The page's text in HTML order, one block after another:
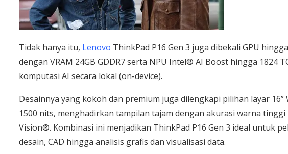
Tidak hanya itu, Lenovo ThinkPad P16 Gen 3 juga dibekali GPU
dengan VRAM 24GB GDDR7 serta NPU Intel® AI Boost hingga 1824
komputasi AI secara lokal (on-device).
Desainnya yang kokoh dan premium juga dilengkapi pilihan layar 16”
1500 nits, menghadirkan tampilan tajam dengan akurasi warna
Vision®. Kombinasi ini menjadikan ThinkPad P16 Gen 3 ideal untuk
desain, CAD hingga analisis grafis dan visualisasi data.